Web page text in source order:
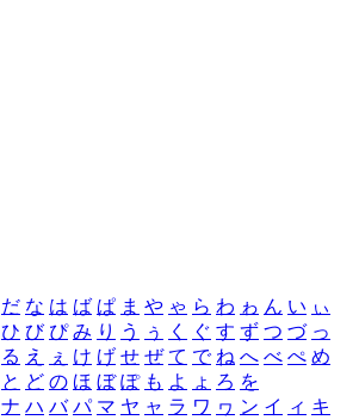
だ な は ば ぱ ま や ゃ ら わ ゎ ん い ぃ
ひ び ぴ み り う ぅ く ぐ す ず つ づ っ
る え ぇ け げ せ ぜ て で ね へ べ ぺ め
と ど の ほ ぼ ぽ も よ ょ ろ を
ナ ハ バ パ マ ヤ ャ ラ ワ ヮ ン イ ィ キ